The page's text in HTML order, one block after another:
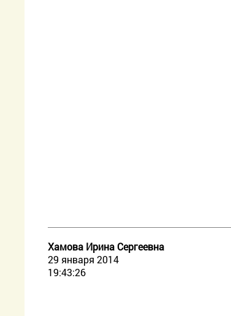
Хамова Ирина Сергеевна
29 января 2014
19:43:26